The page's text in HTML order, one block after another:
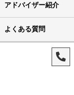
アドバイザー紹介
よくある質問